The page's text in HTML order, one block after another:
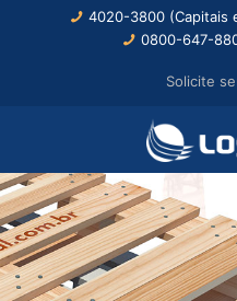
4020-3800 (Capitais
0800-647-
Solicite